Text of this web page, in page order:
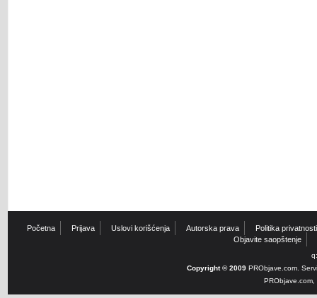
Početna Prijava Uslovi korišćenja Autorska prava
Politika privatnosti
Objavite saopštenje
Copyright © 2009 PRObjave.com.
PRObjave.com,